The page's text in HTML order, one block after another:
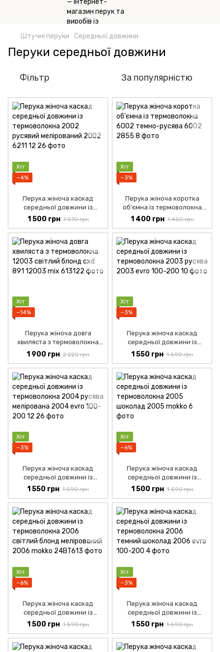
Штучні перуки Середньої довжини
Перуки середньої довжини
Фільтр За популярністю
Хіт
−4%
Перука жіноча каскад
середньої довжини із
термоволокна 2002 русявий
мелірований
1 500 грн 1 570 грн
Хіт
−3%
Перука жіноча коротка
об'ємна із термоволокна
6002 темно-русява
1 400 грн 1 450 грн
Хіт
−14%
Перука жіноча довга
хвиляста з термоволокна
12003 світлий блонд
1 900 грн 2 220 грн
Хіт
−3%
Перука жіноча каскад
середньої довжини із
термоволокна 2003 русява
1 550 грн 1 590 грн
Хіт
−3%
Перука жіноча каскад
середньої довжини із
термоволокна 2004 русява
мелірована
1 550 грн 1 590 грн
Хіт
−6%
Перука жіноча каскад
середньої довжини із
термоволокна 2005
шоколад
1 500 грн 1 590 грн
Хіт
−6%
Перука жіноча каскад
середньої довжини із
термоволокна 2006 світлий
блонд мелірований
1 500 грн 1 590 грн
Хіт
−3%
Перука жіноча каскад
середньої довжини із
термоволокна 2006 темний
шоколад
1 550 грн 1 590 грн